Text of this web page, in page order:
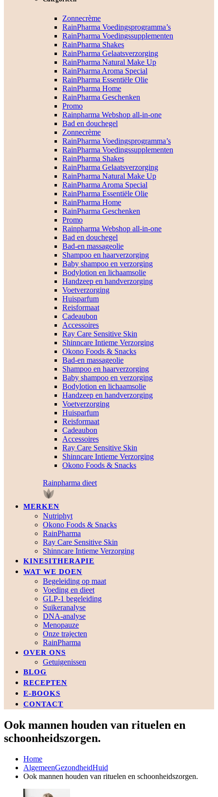
Zonnecrème
RainPharma Voedingsprogramma’s
RainPharma Voedingssupplementen
RainPharma Shakes
RainPharma Gelaatsverzorging
RainPharma Natural Make Up
RainPharma Aroma Special
RainPharma Essentiële Olie
RainPharma Home
RainPharma Geschenken
Promo
Rainpharma Webshop all-in-one
Bad en douchegel
Zonnecrème
RainPharma Voedingsprogramma’s
RainPharma Voedingssupplementen
RainPharma Shakes
RainPharma Gelaatsverzorging
RainPharma Natural Make Up
RainPharma Aroma Special
RainPharma Essentiële Olie
RainPharma Home
RainPharma Geschenken
Promo
Rainpharma Webshop all-in-one
Bad en douchegel
Bad-en massageolie
Shampoo en haarverzorging
Baby shampoo en verzorging
Bodylotion en lichaamsolie
Handzeep en handverzorging
Voetverzorging
Huisparfum
Reisformaat
Cadeaubon
Accessoires
Ray Care Sensitive Skin
Shinncare Intieme Verzorging
Okono Foods & Snacks
Bad-en massageolie
Shampoo en haarverzorging
Baby shampoo en verzorging
Bodylotion en lichaamsolie
Handzeep en handverzorging
Voetverzorging
Huisparfum
Reisformaat
Cadeaubon
Accessoires
Ray Care Sensitive Skin
Shinncare Intieme Verzorging
Okono Foods & Snacks
Rainpharma dieet
MERKEN
Nutriphyt
Okono Foods & Snacks
RainPharma
Ray Care Sensitive Skin
Shinncare Intieme Verzorging
KINESITHERAPIE
WAT WE DOEN
Begeleiding op maat
Voeding en dieet
GLP-1 begeleiding
Suikeranalyse
DNA-analyse
Menopauze
Onze trajecten
RainPharma
OVER ONS
Getuigenissen
BLOG
RECEPTEN
E-BOOKS
CONTACT
Ook mannen houden van rituelen en
schoonheidszorgen.
Home
AlgemeenGezondheidHuid
Ook mannen houden van rituelen en schoonheidszorgen.